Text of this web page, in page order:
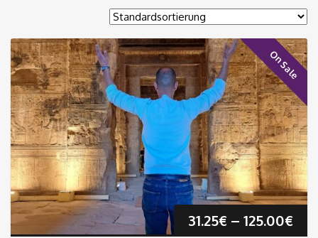
On Sale
31.25€ – 125.00€